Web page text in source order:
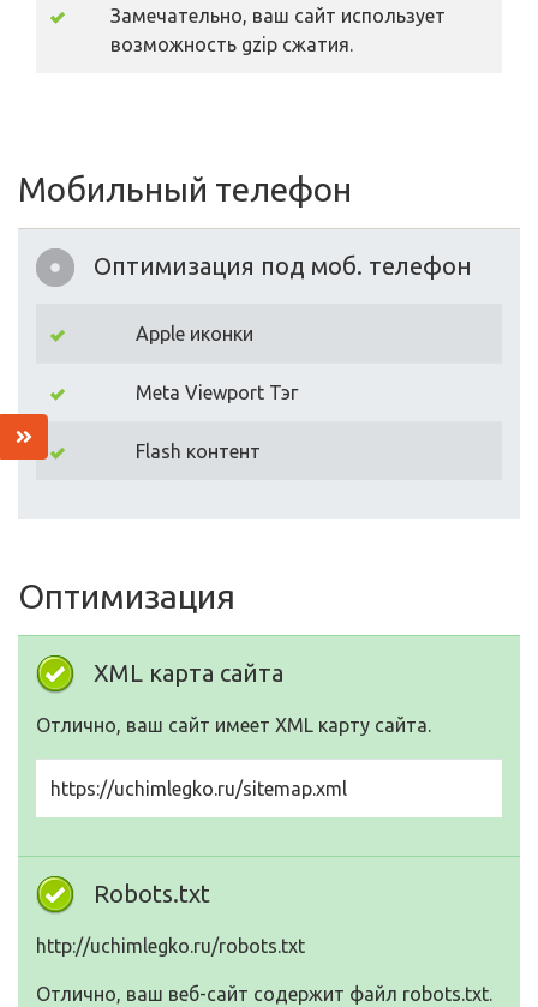
Замечательно, ваш сайт использует
возможность gzip сжатия.
Мобильный телефон
Оптимизация под моб. телефон
Apple иконки
Meta Viewport Тэг
Flash контент
Оптимизация
XML карта сайта
Отлично, ваш сайт имеет XML карту сайта.
https://uchimlegko.ru/sitemap.xml
Robots.txt
http://uchimlegko.ru/robots.txt
Отлично, ваш веб-сайт содержит файл robots.txt.